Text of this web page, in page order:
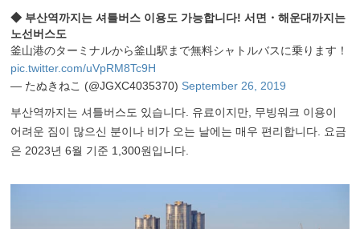
◆ 부산역까지는 셔틀버스 이용도 가능합니다! 서면・해운대까지는
노선버스도
釜山港のターミナルから釜山駅まで無料シャトルバスに乗ります！
pic.twitter.com/uVpRM8Tc9H
— たぬきねこ (@JGXC4035370) September 26, 2019
부산역까지는 셔틀버스도 있습니다. 유료이지만, 무빙워크 이용이
어려운 짐이 많으신 분이나 비가 오는 날에는 매우 편리합니다. 요금
은 2023년 6월 기준 1,300원입니다.